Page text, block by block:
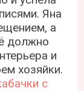
Яна
а
должно
и
хозяйки.
с